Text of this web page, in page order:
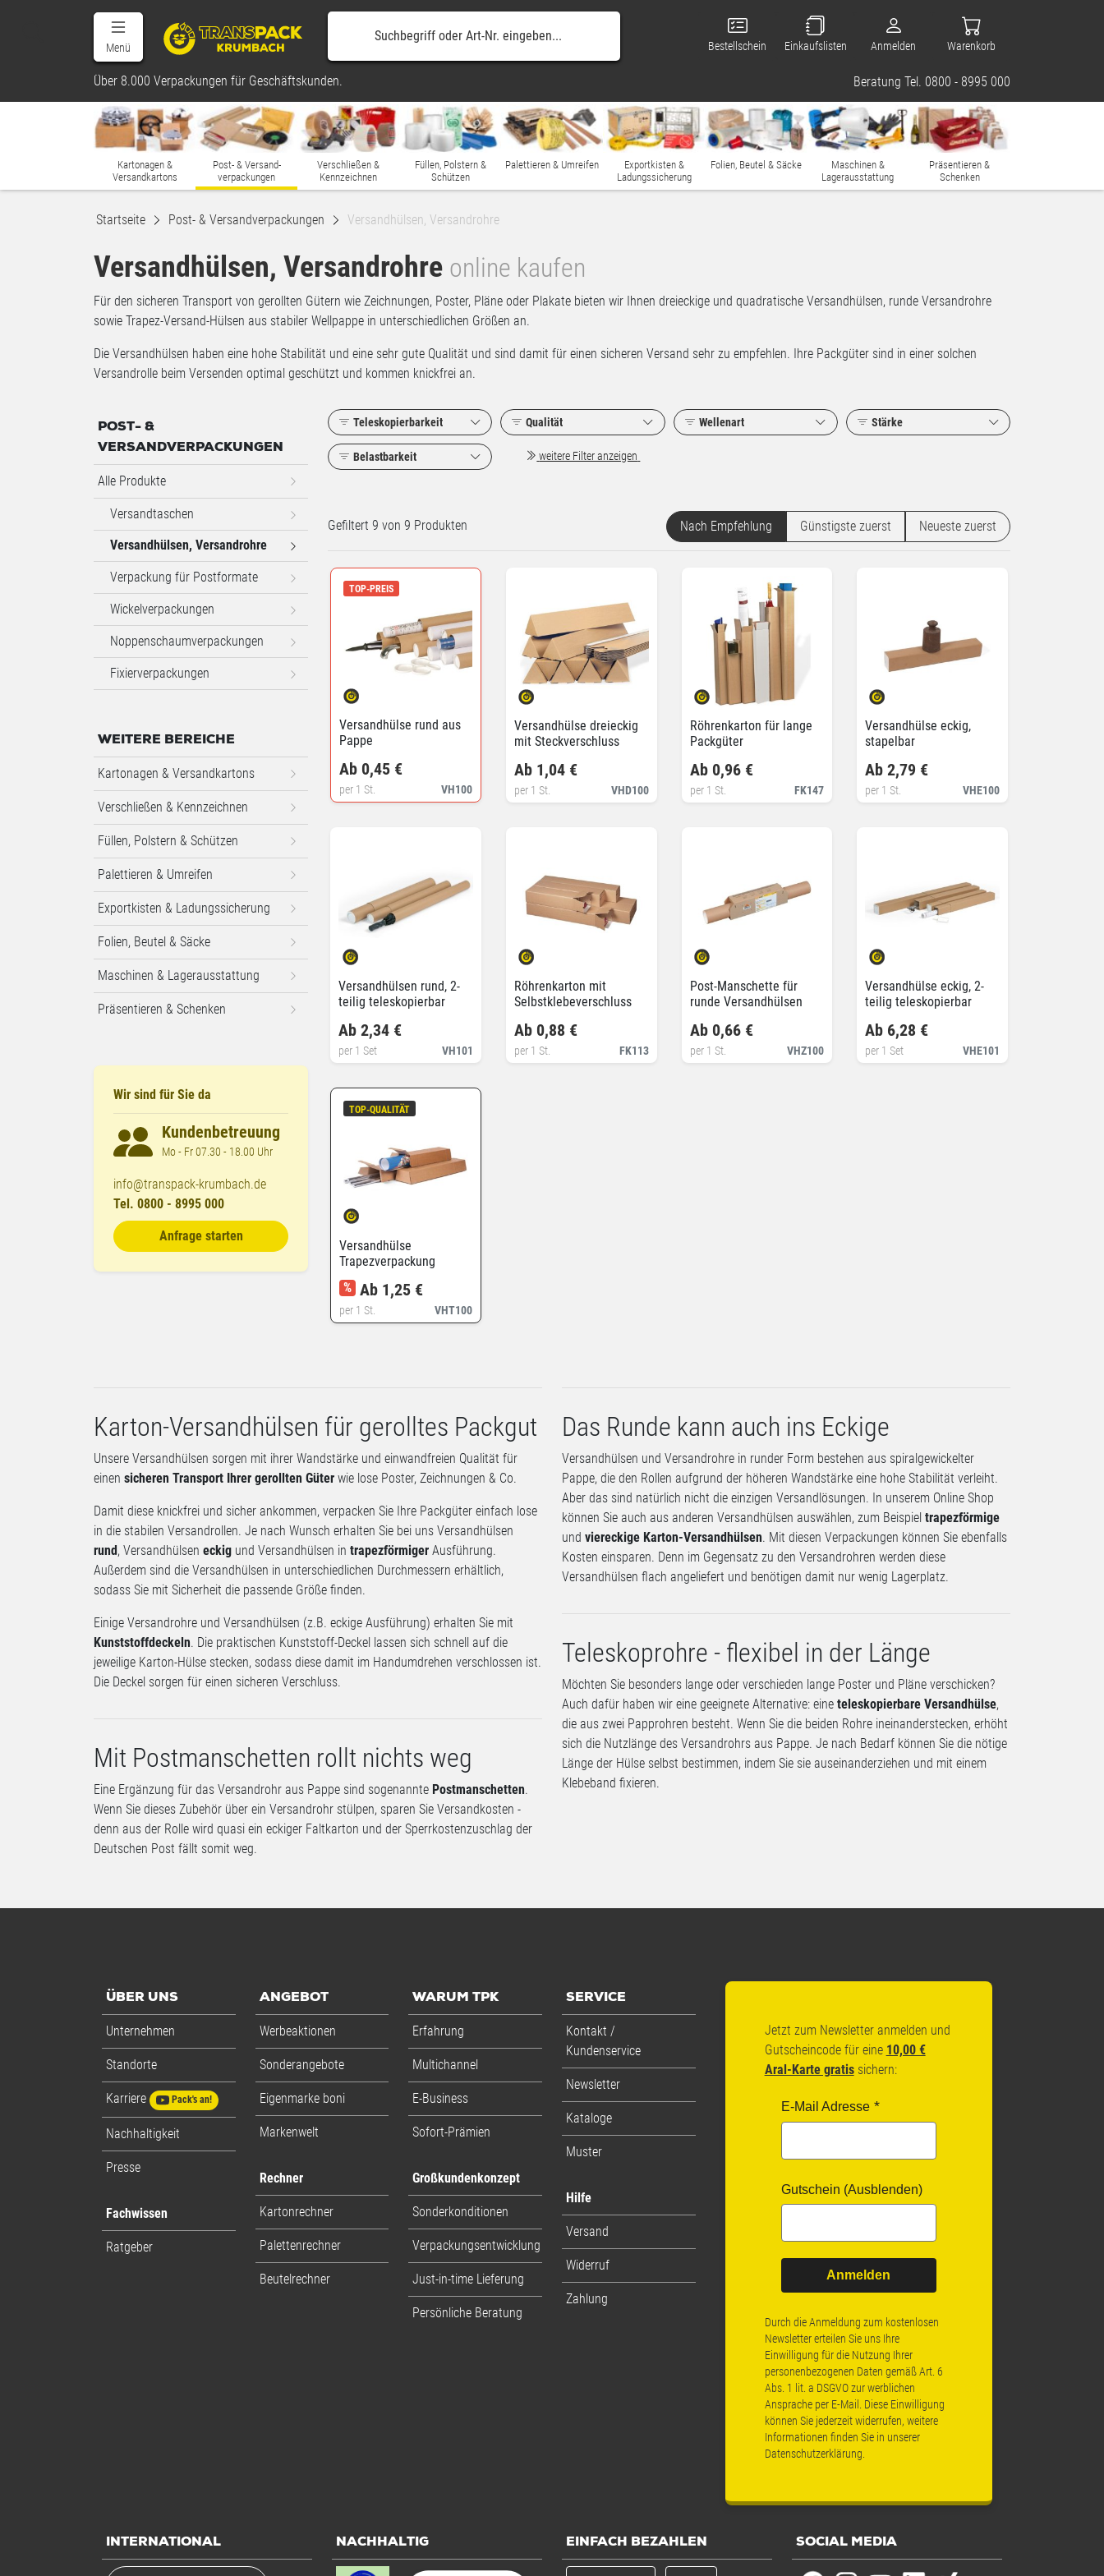
Menü Bestellschein Einkaufslisten Anmelden Warenkorb
Über 8.000 Verpackungen für Geschäftskunden. Beratung Tel. 0800 - 8995 000
Kartonagen &
Versandkartons
Post- & Versand-
verpackungen
Verschließen &
Kennzeichnen
Füllen, Polstern &
Schützen
Palettieren & Umreifen
Exportkisten &
Ladungssicherung
Folien, Beutel & Säcke
Maschinen &
Lagerausstattung
Präsentieren &
Schenken
Startseite Post- & Versandverpackungen Versandhülsen, Versandrohre
Versandhülsen, Versandrohre online kaufen
Für den sicheren Transport von gerollten Gütern wie Zeichnungen, Poster, Pläne oder Plakate bieten wir Ihnen dreieckige und quadratische Versandhülsen, runde Versandrohre
sowie Trapez-Versand-Hülsen aus stabiler Wellpappe in unterschiedlichen Größen an.
Die Versandhülsen haben eine hohe Stabilität und eine sehr gute Qualität und sind damit für einen sicheren Versand sehr zu empfehlen. Ihre Packgüter sind in einer solchen
Versandrolle beim Versenden optimal geschützt und kommen knickfrei an.
Teleskopierbarkeit Qualität Wellenart Stärke
Belastbarkeit weitere Filter anzeigen
Gefiltert 9 von 9 Produkten Nach Empfehlung Günstigste zuerst Neueste zuerst
TOP-PREIS
Versandhülse rund aus
Pappe
VH100
Ab 0,45 €
per 1 St.
Versandhülse dreieckig
mit Steckverschluss
VHD100
Ab 1,04 €
per 1 St.
Röhrenkarton für lange
Packgüter
FK147
Ab 0,96 €
per 1 St.
Versandhülse eckig,
stapelbar
VHE100
Ab 2,79 €
per 1 St.
Versandhülsen rund, 2-
teilig teleskopierbar
VH101
Ab 2,34 €
per 1 Set
Röhrenkarton mit
Selbstklebeverschluss
FK113
Ab 0,88 €
per 1 St.
Post-Manschette für
runde Versandhülsen
VHZ100
Ab 0,66 €
per 1 St.
Versandhülse eckig, 2-
teilig teleskopierbar
VHE101
Ab 6,28 €
per 1 Set
TOP-QUALITÄT
Versandhülse
Trapezverpackung
VHT100
% Ab 1,25 €
per 1 St.
Karton-Versandhülsen für gerolltes Packgut
Unsere Versandhülsen sorgen mit ihrer Wandstärke und einwandfreien Qualität für
einen sicheren Transport Ihrer gerollten Güter wie lose Poster, Zeichnungen & Co.
Damit diese knickfrei und sicher ankommen, verpacken Sie Ihre Packgüter einfach lose
in die stabilen Versandrollen. Je nach Wunsch erhalten Sie bei uns Versandhülsen
rund, Versandhülsen eckig und Versandhülsen in trapezförmiger Ausführung.
Außerdem sind die Versandhülsen in unterschiedlichen Durchmessern erhältlich,
sodass Sie mit Sicherheit die passende Größe finden.
Einige Versandrohre und Versandhülsen (z.B. eckige Ausführung) erhalten Sie mit
Kunststoffdeckeln. Die praktischen Kunststoff-Deckel lassen sich schnell auf die
jeweilige Karton-Hülse stecken, sodass diese damit im Handumdrehen verschlossen ist.
Die Deckel sorgen für einen sicheren Verschluss.
Mit Postmanschetten rollt nichts weg
Eine Ergänzung für das Versandrohr aus Pappe sind sogenannte Postmanschetten.
Wenn Sie dieses Zubehör über ein Versandrohr stülpen, sparen Sie Versandkosten -
denn aus der Rolle wird quasi ein eckiger Faltkarton und der Sperrkostenzuschlag der
Deutschen Post fällt somit weg.
Das Runde kann auch ins Eckige
Versandhülsen und Versandrohre in runder Form bestehen aus spiralgewickelter
Pappe, die den Rollen aufgrund der höheren Wandstärke eine hohe Stabilität verleiht.
Aber das sind natürlich nicht die einzigen Versandlösungen. In unserem Online Shop
können Sie auch aus anderen Versandhülsen auswählen, zum Beispiel trapezförmige
und viereckige Karton-Versandhülsen. Mit diesen Verpackungen können Sie ebenfalls
Kosten einsparen. Denn im Gegensatz zu den Versandrohren werden diese
Versandhülsen flach angeliefert und benötigen damit nur wenig Lagerplatz.
Teleskoprohre - flexibel in der Länge
Möchten Sie besonders lange oder verschieden lange Poster und Pläne verschicken?
Auch dafür haben wir eine geeignete Alternative: eine teleskopierbare Versandhülse,
die aus zwei Papprohren besteht. Wenn Sie die beiden Rohre ineinanderstecken, erhöht
sich die Nutzlänge des Versandrohrs aus Pappe. Je nach Bedarf können Sie die nötige
Länge der Hülse selbst bestimmen, indem Sie sie auseinanderziehen und mit einem
Klebeband fixieren.
POST- &
VERSANDVERPACKUNGEN
Alle Produkte
Versandtaschen
Versandhülsen, Versandrohre
Verpackung für Postformate
Wickelverpackungen
Noppenschaumverpackungen
Fixierverpackungen
WEITERE BEREICHE
Kartonagen & Versandkartons
Verschließen & Kennzeichnen
Füllen, Polstern & Schützen
Palettieren & Umreifen
Exportkisten & Ladungssicherung
Folien, Beutel & Säcke
Maschinen & Lagerausstattung
Präsentieren & Schenken
Wir sind für Sie da
Kundenbetreuung
Mo - Fr 07.30 - 18.00 Uhr
info@transpack-krumbach.de
Tel. 0800 - 8995 000
Anfrage starten
ÜBER UNS
Unternehmen
Standorte
Karriere Pack's an!
Nachhaltigkeit
Presse
Fachwissen
Ratgeber
ANGEBOT
Werbeaktionen
Sonderangebote
Eigenmarke boni
Markenwelt
Rechner
Kartonrechner
Palettenrechner
Beutelrechner
WARUM TPK
Erfahrung
Multichannel
E-Business
Sofort-Prämien
Großkundenkonzept
Sonderkonditionen
Verpackungsentwicklung
Just-in-time Lieferung
Persönliche Beratung
SERVICE
Kontakt /
Kundenservice
Newsletter
Kataloge
Muster
Hilfe
Versand
Widerruf
Zahlung
Jetzt zum Newsletter anmelden und
Gutscheincode für eine 10,00 €
Aral-Karte gratissichern:
E-Mail Adresse
Gutschein (Ausblenden)
Anmelden
Durch die Anmeldung zum kostenlosen
Newsletter erteilen Sie uns Ihre
Einwilligung für die Nutzung Ihrer
personenbezogenen Daten gemäß Art. 6
Abs. 1 lit. a DSGVO zur werblichen
Ansprache per E-Mail. Diese Einwilligung
können Sie jederzeit widerrufen, weitere
Informationen finden Sie in unserer
Datenschutzerklärung
INTERNATIONAL NACHHALTIG EINFACH BEZAHLEN SOCIAL MEDIA